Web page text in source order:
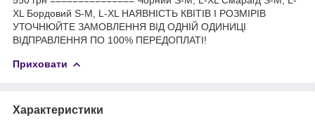
XL Бордовий S-M, L-XL НАЯВНІСТЬ КВІТІВ І РОЗМІРІВ
УТОЧНЮЙТЕ ЗАМОВЛЕННЯ ВІД ОДНІЙ ОДИНИЦІ
ВІДПРАВЛЕННЯ ПО 100% ПЕРЕДОПЛАТІ!
Приховати
Характеристики